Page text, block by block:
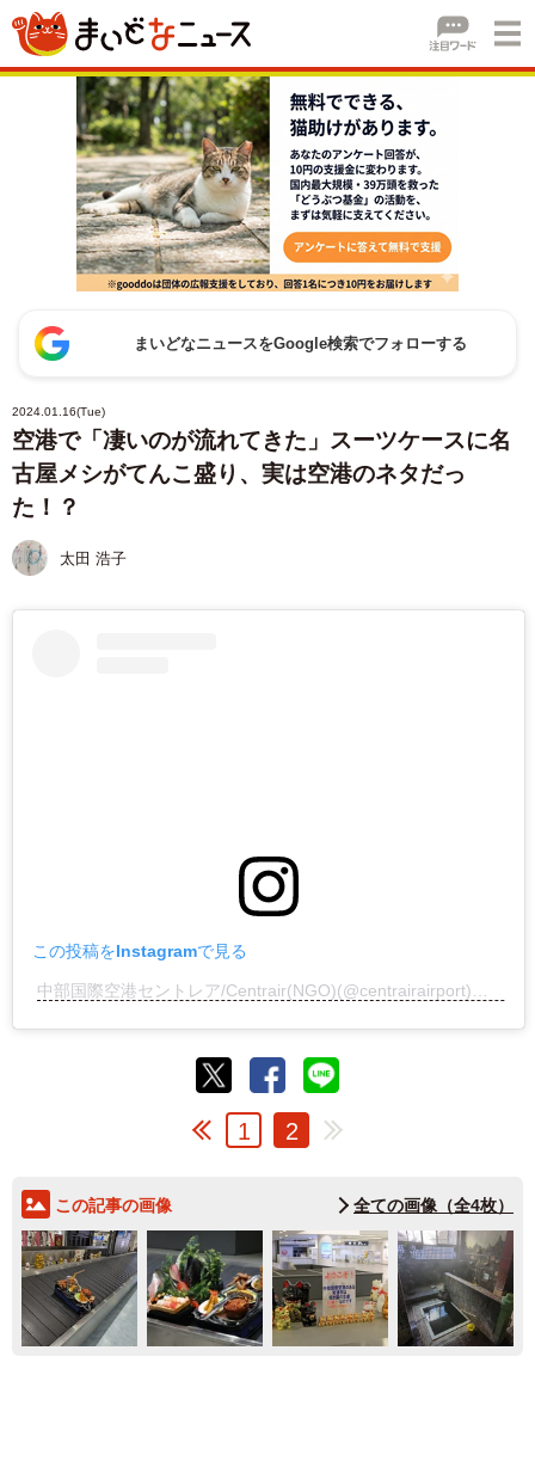
まいどなニュースをGoogle検索でフォローする
2024.01.16(Tue)
空港で「凄いのが流れてきた」スーツケースに名
古屋メシがてんこ盛り、実は空港のネタだっ
た！？
太田 浩子
この投稿をInstagramで見る
中部国際空港セントレア/Centrair(NGO)(@centrairairport)がシェアした投稿
1 2
この記事の画像 全ての画像（全4枚）